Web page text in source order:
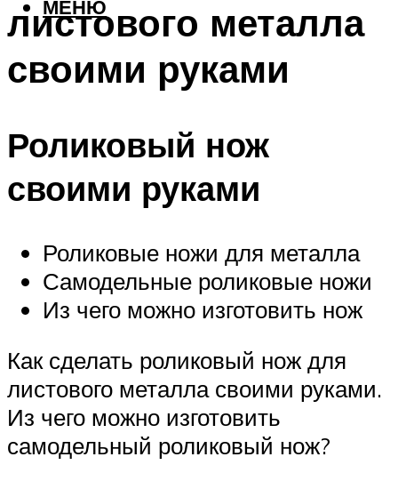
МЕНЮ
листового металла
своими руками
Роликовый нож
своими руками
Роликовые ножи для металла
Самодельные роликовые ножи
Из чего можно изготовить нож
Как сделать роликовый нож для
листового металла своими руками.
Из чего можно изготовить
самодельный роликовый нож?